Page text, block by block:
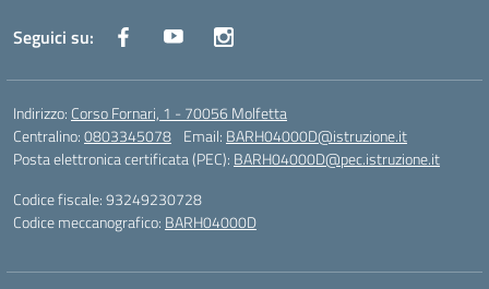
Seguici su:
Indirizzo: Corso Fornari, 1 - 70056 Molfetta
Centralino:0803345078 Email: BARH04000D@istruzione.it
Posta elettronica certificata (PEC): BARH04000D@pec.istruzione.it
Codice fiscale: 93249230728
Codice meccanografico: BARH04000D